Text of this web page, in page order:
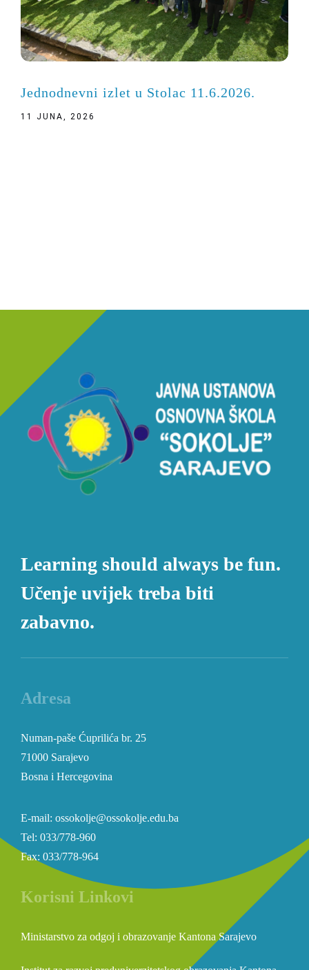
Jednodnevni izlet u Stolac 11.6.2026.
11 JUNA, 2026
Learning should always be fun.
Učenje uvijek treba biti
zabavno.
Adresa
Numan-paše Ćuprilića br. 25
71000 Sarajevo
Bosna i Hercegovina
E-mail: ossokolje@ossokolje.edu.ba
Tel: 033/778-960
Fax: 033/778-964
Korisni Linkovi
Ministarstvo za odgoj i obrazovanje Kantona Sarajevo